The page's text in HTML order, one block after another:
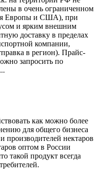
в очень ограниченном
Европы и США), при
и ярким внешним
доставку в пределах
компании,
в регион). Прайс-
запросить по
как можно более
для общего бизнеса
производителей нектаров
оптом в России
такой продукт всегда